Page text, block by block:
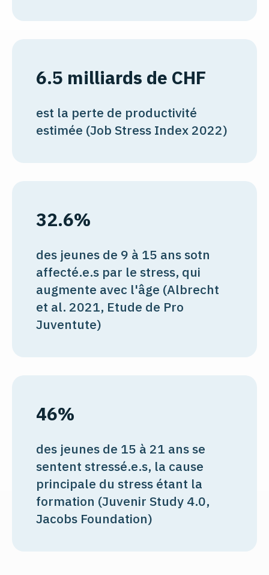
6.5 milliards de CHF
est la perte de productivité
estimée (Job Stress Index 2022)
32.6%
des jeunes de 9 à 15 ans sotn
affecté.e.s par le stress, qui
augmente avec l'âge (Albrecht
et al. 2021, Etude de Pro
Juventute)
46%
des jeunes de 15 à 21 ans se
sentent stressé.e.s, la cause
principale du stress étant la
formation (Juvenir Study 4.0,
Jacobs Foundation)